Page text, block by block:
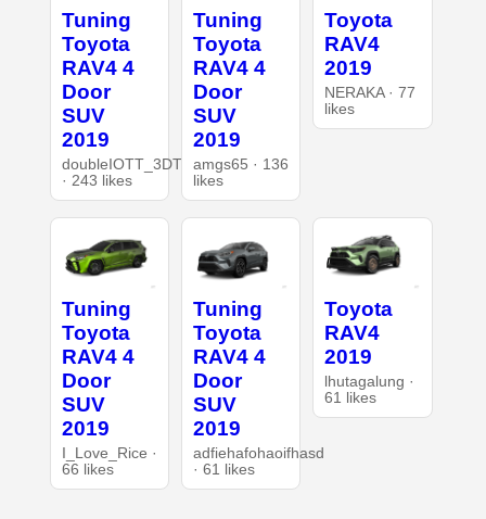
Tuning
Toyota
RAV4 4
Door
SUV
2019
doubleIOTT_3DT
· 243 likes
Tuning
Toyota
RAV4 4
Door
SUV
2019
amgs65 · 136
likes
Toyota
RAV4
2019
NERAKA · 77
likes
Tuning
Toyota
RAV4 4
Door
SUV
2019
I_Love_Rice ·
66 likes
Tuning
Toyota
RAV4 4
Door
SUV
2019
adfiehafohaoifhasd
· 61 likes
Toyota
RAV4
2019
lhutagalung ·
61 likes